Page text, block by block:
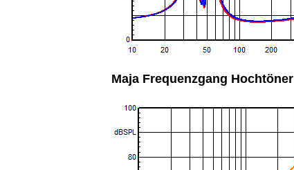
Maja Frequenzgang Hochtöner